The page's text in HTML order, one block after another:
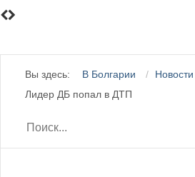
Вы здесь: В Болгарии
Новости
Лидер ДБ попал в ДТП